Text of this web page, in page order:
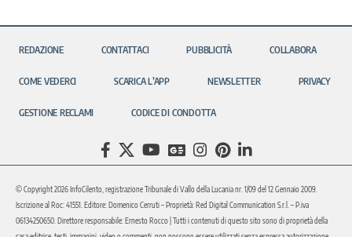
REDAZIONE CONTATTACI PUBBLICITÀ COLLABORA
COME VEDERCI SCARICA L’APP NEWSLETTER PRIVACY
GESTIONE RECLAMI CODICE DI CONDOTTA
© Copyright 2026 InfoCilento, registrazione Tribunale di Vallo della Lucania nr. 1/09 del 12 Gennaio 2009.
Iscrizione al Roc: 41551. Editore: Domenico Cerruti – Proprietà: Red Digital Communication S.r.l. – P.iva
06134250650. Direttore responsabile: Ernesto Rocco | Tutti i contenuti di questo sito sono di proprietà della